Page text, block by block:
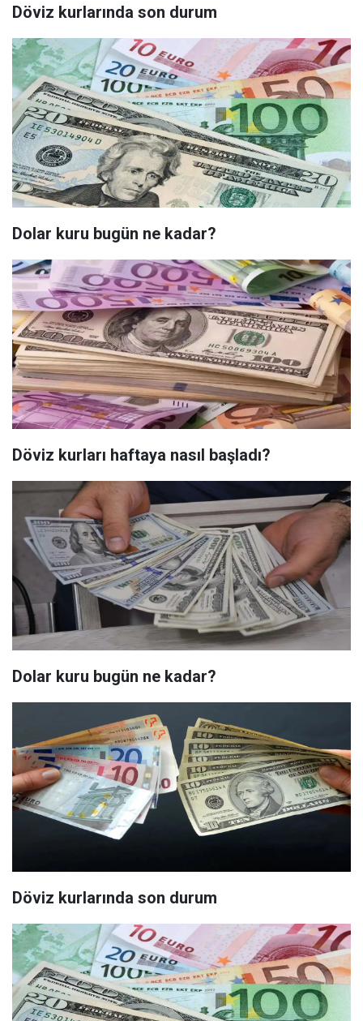
Döviz kurlarında son durum
Dolar kuru bugün ne kadar?
Döviz kurları haftaya nasıl başladı?
Dolar kuru bugün ne kadar?
Döviz kurlarında son durum